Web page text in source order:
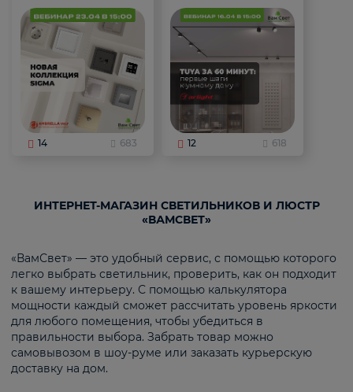
14 683 12 618
ИНТЕРНЕТ-МАГАЗИН СВЕТИЛЬНИКОВ И ЛЮСТР
«ВАМСВЕТ»
«ВамСвет» — это удобный сервис, с помощью которого
легко выбрать светильник, проверить, как он подходит
к вашему интерьеру. С помощью калькулятора
мощности каждый сможет рассчитать уровень яркости
для любого помещения, чтобы убедиться в
правильности выбора. Забрать товар можно
самовывозом в шоу-руме или заказать курьерскую
доставку на дом.